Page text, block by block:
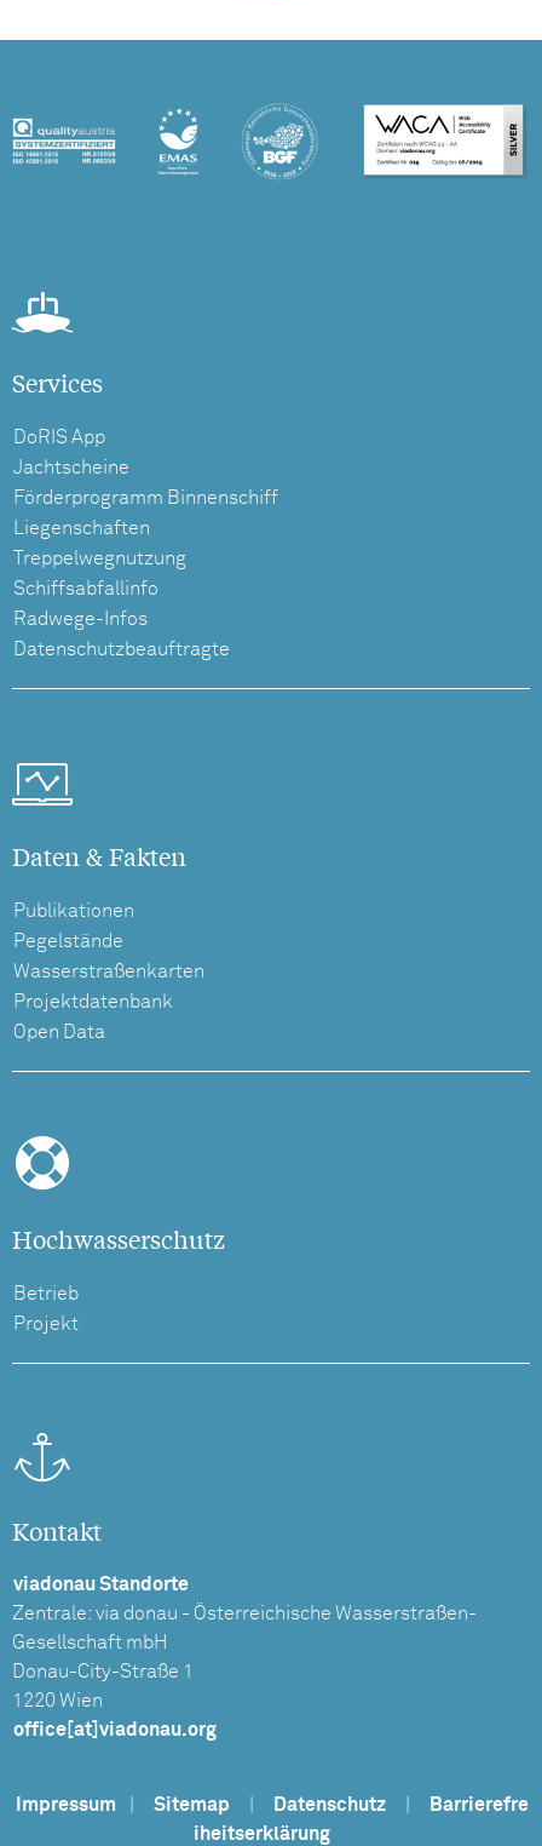
Services
DoRIS App
Jachtscheine
Förderprogramm Binnenschiff
Liegenschaften
Treppelwegnutzung
Schiffsabfallinfo
Radwege-Infos
Datenschutzbeauftragte
Daten & Fakten
Publikationen
Pegelstände
Wasserstraßenkarten
Projektdatenbank
Open Data
Hochwasserschutz
Betrieb
Projekt
Kontakt
viadonau Standorte
Zentrale: via donau - Österreichische Wasserstraßen-
Gesellschaft mbH
Donau-City-Straße 1
1220 Wien
office[at]viadonau.org
Impressum Sitemap Datenschutz
Barrierefre
iheitserklärung